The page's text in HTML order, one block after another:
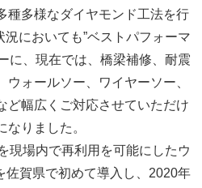
種多様なダイヤモンド工法を行
においても”ベストパフォーマ
に、現在では、橋梁補修、耐震
ォールソー、ワイヤーソー、
ど幅広くご対応させていただけ
なりました。
場内で再利用を可能にしたウ
佐賀県で初めて導入し、2020年